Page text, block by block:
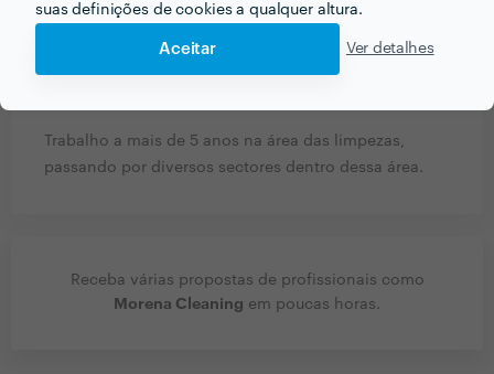
suas definições de cookies a qualquer altura.
Aceitar Ver detalhes
sujidade a ser removida.
Que formação e experiência tem relacionadas com a
Trabalho a mais de 5 anos na área das limpezas,
passando por diversos sectores dentro dessa área.
Receba várias propostas de profissionais como
Morena Cleaning em poucas horas.